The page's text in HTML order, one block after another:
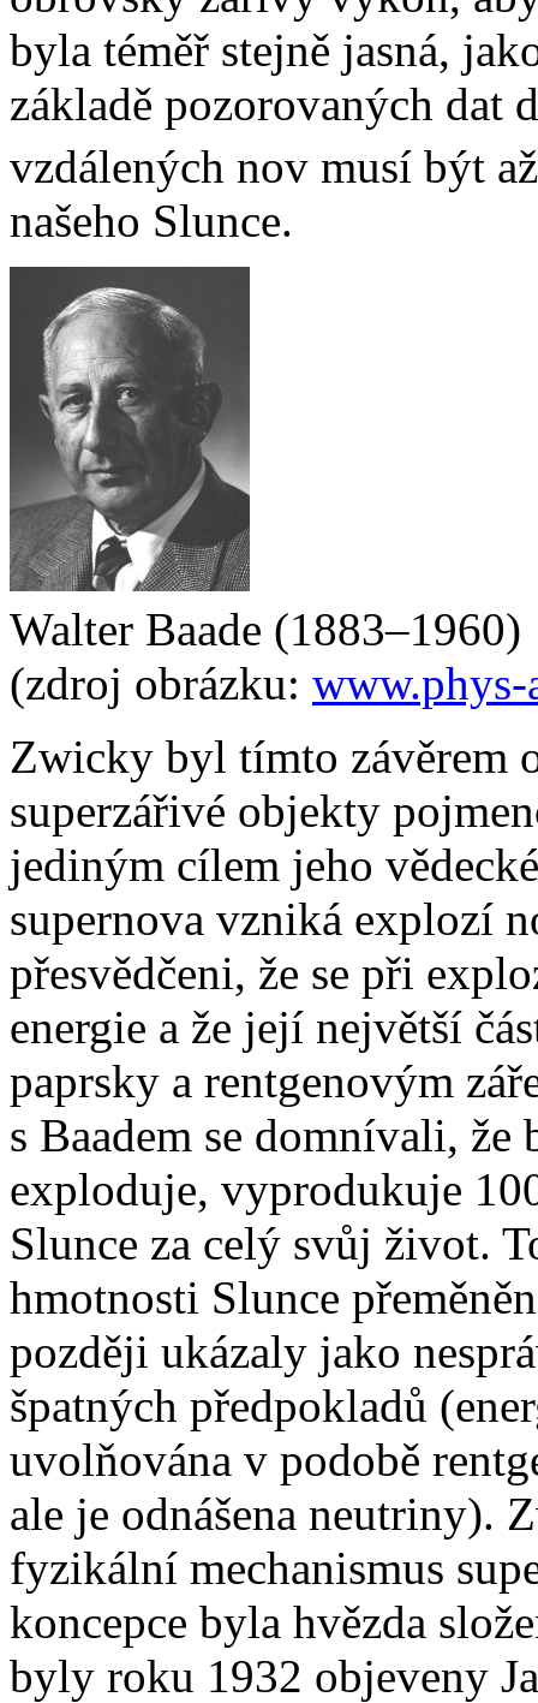
byla téměř stejně jasná,
základě pozorovaných dat
vzdálených nov musí být
našeho Slunce.
Walter Baade (1883–1960)
(zdroj obrázku: www.phys-
Zwicky byl tímto závěrem
superzářivé objekty
jediným cílem jeho
supernova vzniká explozí
přesvědčeni, že se při
energie a že její největší
paprsky a rentgenovým
s Baadem se domnívali, že
exploduje, vyprodukuje
Slunce za celý svůj život.
hmotnosti Slunce
později ukázaly jako
špatných předpokladů
uvolňována v podobě
ale je odnášena neutriny).
fyzikální mechanismus
koncepce byla hvězda
byly roku 1932 objeveny